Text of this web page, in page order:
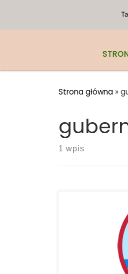
Strona główna »
1 wpis
W 2014 roku
medyczne
Teraz,
że władze
sprawy o krok
w kierunku